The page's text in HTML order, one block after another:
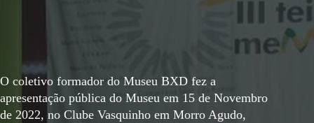
O coletivo formador do Museu BXD fez a
apresentação pública do Museu em 15 de Novembro
de 2022, no Clube Vasquinho em Morro Agudo,